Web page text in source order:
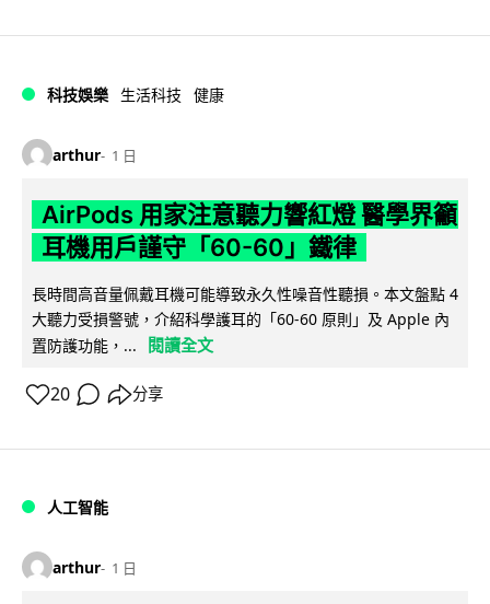
科技娛樂 生活科技 健康
arthur 1 日
AirPods 用家注意聽力響紅燈 醫學界籲
耳機用戶謹守「60-60」鐵律
長時間高音量佩戴耳機可能導致永久性噪音性聽損。本文盤點 4
大聽力受損警號，介紹科學護耳的「60-60 原則」及 Apple 內
置防護功能，...
閱讀全文
20 分享
人工智能
arthur 1 日